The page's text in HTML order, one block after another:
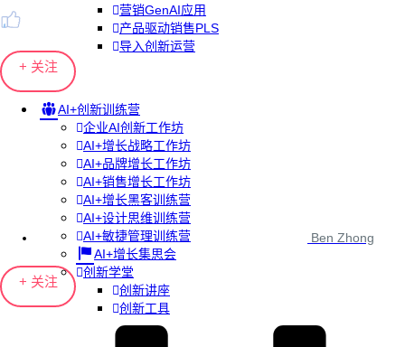
营销GenAI应用
产品驱动销售PLS
导入创新运营
AI+创新训练营
企业AI创新工作坊
AI+增长战略工作坊
AI+品牌增长工作坊
AI+销售增长工作坊
AI+增长黑客训练营
AI+设计思维训练营
AI+敏捷管理训练营
AI+增长集思会
创新学堂
创新讲座
创新工具
+ 关注
Ben Zhong
+ 关注